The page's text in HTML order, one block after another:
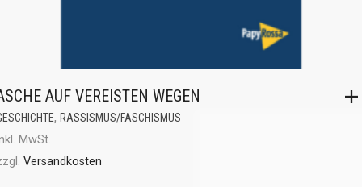
AUF VEREISTEN WEGEN
, RASSISMUS/FASCHISMUS
MwSt.
Versandkosten